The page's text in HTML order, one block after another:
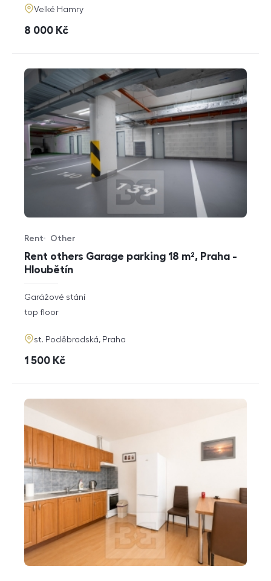
adresa
Velké Hamry
cena
8 000 Kč
Rent others Garage parking 18 m², Praha -
Hloubětín
Offer type
Rent
Property type
Other
rozměry
disposition
Garážové stání
funkce
top floor
adresa
st. Poděbradská, Praha
cena
1 500 Kč